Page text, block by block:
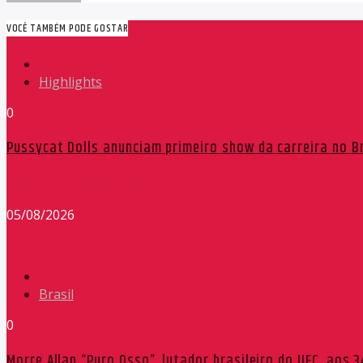
VOCÊ TAMBÉM PODE GOSTAR
Highlights
0
Pussycat Dolls anunciam primeiro show da carreira no
05/08/2026
Brasil
0